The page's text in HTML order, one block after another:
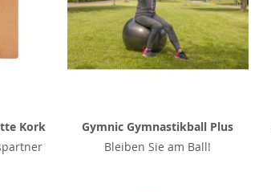
Kork
Gymnic Gymnastikball Plus
Bleiben Sie am Ball!